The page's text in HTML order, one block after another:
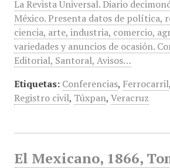
La Revista Universal. Diario
México. Presenta datos de política,
ciencia, arte, industria, comercio,
variedades y anuncios de ocasión.
Editorial, Santoral, Avisos…
Etiquetas: Conferencias, Ferrocarril,
Registro civil, Túxpan, Veracruz
El Mexicano, 1866,